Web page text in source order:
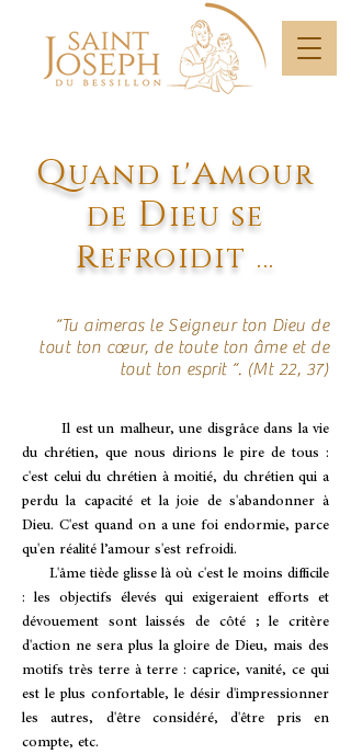
Quand l'amour
de Dieu se
refroidit …
“Tu aimeras le Seigneur ton Dieu de
tout ton cœur, de toute ton âme et de
tout ton esprit “. (Mt 22, 37)
Il est un malheur, une disgrâce dans la vie
du chrétien, que nous dirions le pire de tous :
c'est celui du chrétien à moitié, du chrétien qui a
perdu la capacité et la joie de s'abandonner à
Dieu. C'est quand on a une foi endormie, parce
qu'en réalité l’amour s'est refroidi.
L'âme tiède glisse là où c'est le moins difficile
: les objectifs élevés qui exigeraient efforts et
dévouement sont laissés de côté ; le critère
d'action ne sera plus la gloire de Dieu, mais des
motifs très terre à terre : caprice, vanité, ce qui
est le plus confortable, le désir d'impressionner
les autres, d'être considéré, d'être pris en
compte, etc.